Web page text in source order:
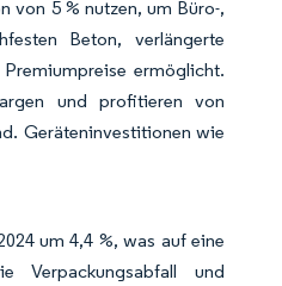
von 5 % nutzen, um Büro-,
Beton, verlängerte
ermöglicht.
und profitieren von
Geräteninvestitionen wie
um 4,4 %, was auf eine
Verpackungsabfall und